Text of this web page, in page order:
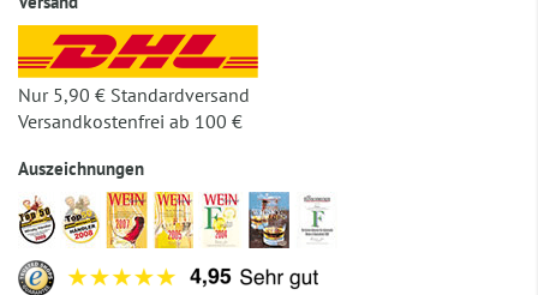
Nur 5,90 € Standardversand
Versandkostenfrei ab 100 €
Auszeichnungen